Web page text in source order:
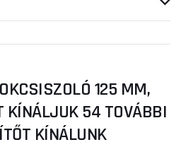
125 MM,
KÍNÁLJUK 54 TOVÁBBI
KÍNÁLUNK